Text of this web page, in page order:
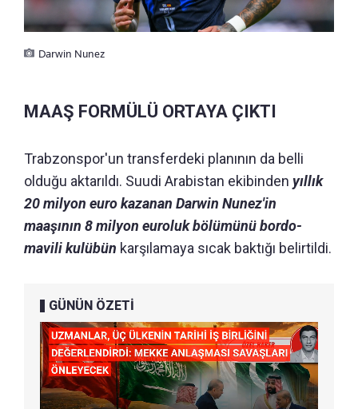
Darwin Nunez
MAAŞ FORMÜLÜ ORTAYA ÇIKTI
Trabzonspor'un transferdeki planının da belli
olduğu aktarıldı. Suudi Arabistan ekibinden yıllık
20 milyon euro kazanan Darwin Nunez'in
maaşının 8 milyon euroluk bölümünü bordo-
mavili kulübün karşılamaya sıcak baktığı belirtildi.
GÜNÜN ÖZETİ